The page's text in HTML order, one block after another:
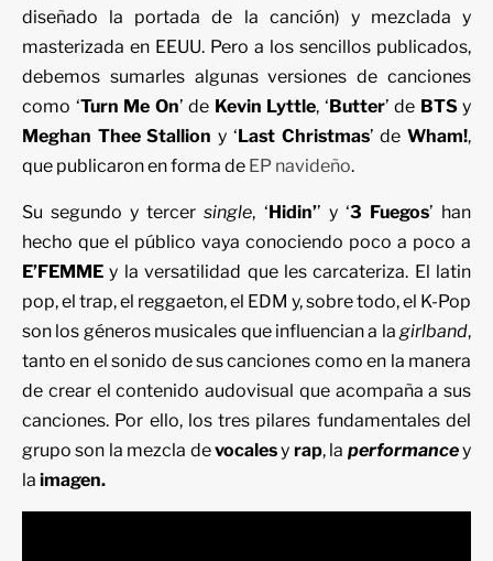
diseñado la portada de la canción) y mezclada y
masterizada en EEUU. Pero a los sencillos publicados,
debemos sumarles algunas versiones de canciones
como ‘Turn Me On’ de Kevin Lyttle, ‘Butter’ de BTSy
Meghan Thee Stallion y ‘Last Christmas’ deWham!,
que publicaron en forma de EP navideño.
Su segundo y tercersingle, ‘Hidin’’ y ‘3 Fuegos’ han
hecho que el público vaya conociendo poco a poco a
E’FEMME y la versatilidad que les carcateriza. El latin
pop, el trap, el reggaeton, el EDM y, sobre todo, el K-Pop
son los géneros musicales que influencian a la girlband,
tanto en el sonido de sus canciones como en la manera
de crear el contenido audovisual que acompaña a sus
canciones. Por ello, los tres pilares fundamentales del
grupo son la mezcla devocalesy rap, la performancey
la imagen.